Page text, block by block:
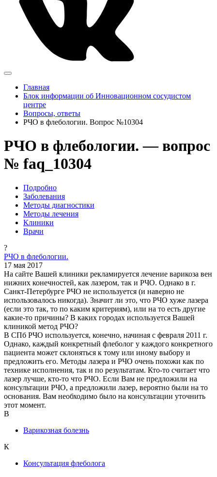
Главная
Блок информации об Инновационном сосудистом
центре
Вопросы, ответы
РЧО в флебологии. Вопрос №10304
РЧО в флебологии. — вопрос
№ faq_10304
Подробно
Заболевания
Методы диагностики
Методы лечения
Клиники
Врачи
?
РЧО в флебологии.
17 мая 2017
На сайте Вашей клиники рекламируется лечение варикоза вен
нижних конечностей, как лазером, так и РЧО. Однако в г.
Санкт-Петербурге РЧО не используется (и наверно не
использовалось никогда). Значит ли это, что РЧО хуже лазера
(если это так, то по каким критериям), или на то есть другие
какие-то причины? В каких городах используется Вашей
клиникой метод РЧО?
В СПб РЧО используется, конечно, начиная с февраля 2011 г.
Однако, каждый конкретный флеболог у каждого конкретного
пациента может склоняться к тому или иному выбору и
предложить его. Методы лазера и РЧО очень похожи как по
технике исполнения, так и по результатам. Кто-то считает что
лазер лучше, кто-то что РЧО. Если Вам не предложили на
консультации РЧО, а предложили лазер, вероятно были на то
основания. Вам необходимо было на консультации уточнить
этот момент.
В
Варикозная болезнь
К
Консультация флеболога